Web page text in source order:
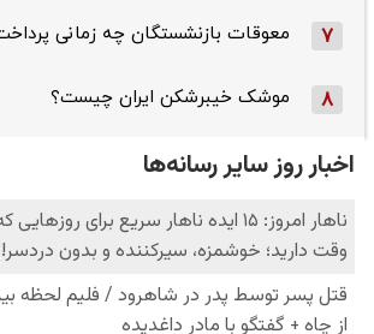
7 معوقات بازنشستگان چه زمانی
8 موشک خیبرشکن ایران چیست؟